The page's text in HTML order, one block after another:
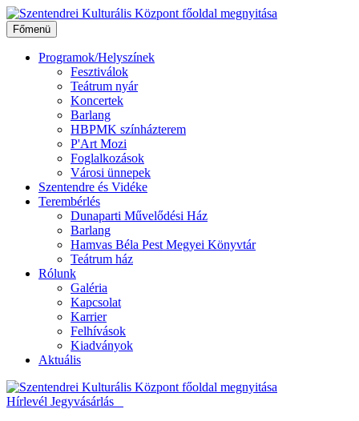
Ugrás
a
tartalomhoz
Főmenü
Programok/Helyszínek
Fesztiválok
Teátrum nyár
Koncertek
Barlang
HBPMK színházterem
P'Art Mozi
Foglalkozások
Városi ünnepek
Szentendre és Vidéke
Terembérlés
Dunaparti Művelődési Ház
Barlang
Hamvas Béla Pest Megyei Könyvtár
Teátrum ház
Rólunk
Galéria
Kapcsolat
Karrier
Felhívások
Kiadványok
Aktuális
Hírlevél Jegyvásárlás